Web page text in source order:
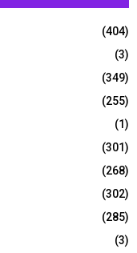
(404)
(3)
(349)
(255)
(1)
(301)
(268)
(302)
(285)
(3)